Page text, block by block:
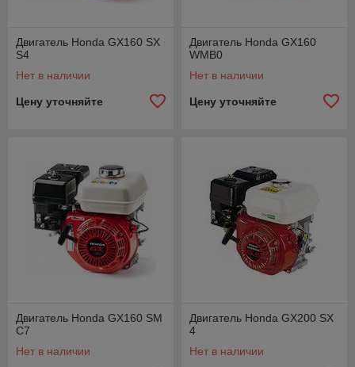
Двигатель Honda GX160 SX
S4
Нет в наличии
Цену уточняйте
Двигатель Honda GX160
WMB0
Нет в наличии
Цену уточняйте
Двигатель Honda GX160 SM
C7
Нет в наличии
Двигатель Honda GX200 SX
4
Нет в наличии